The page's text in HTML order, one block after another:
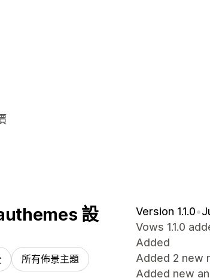
設
所有佈景主題
Version 1.1.0•
Vows 1.1.0
Added
Added 2 new
Added new